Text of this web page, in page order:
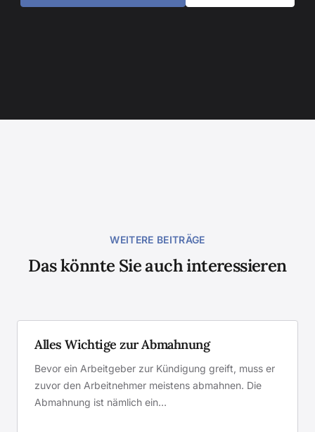
WEITERE BEITRÄGE
Das könnte Sie auch interessieren
Alles Wichtige zur Abmahnung
Bevor ein Arbeitgeber zur Kündigung greift, muss er
zuvor den Arbeitnehmer meistens abmahnen. Die
Abmahnung ist nämlich ein…